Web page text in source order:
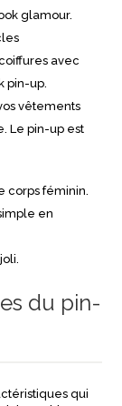
glamour.
avec
pin-up.
vêtements
Le pin-up est
corps féminin.
en
du pin-
qui